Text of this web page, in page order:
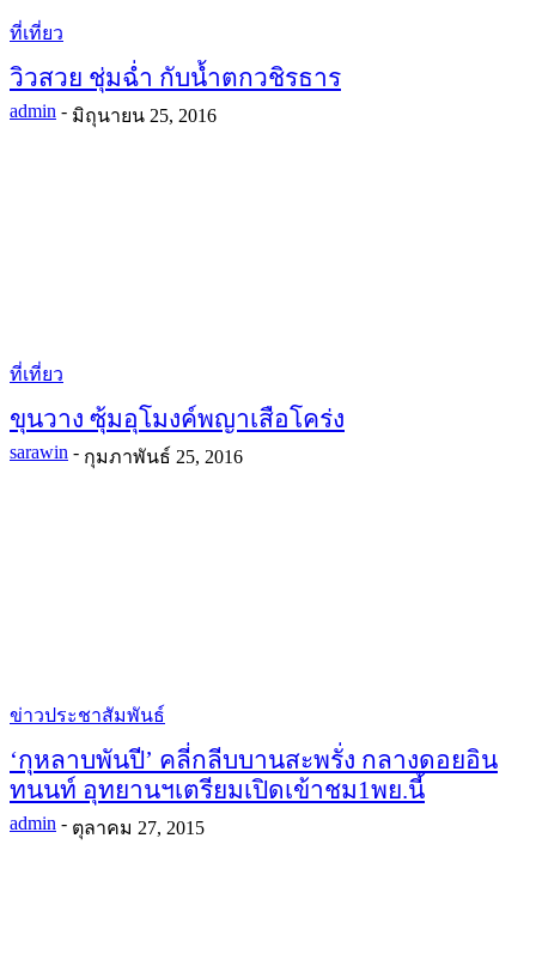
ที่เที่ยว
วิวสวย ชุ่มฉ่ำ กับน้ำตกวชิรธาร
admin - มิถุนายน 25, 2016
ที่เที่ยว
ขุนวาง ซุ้มอุโมงค์พญาเสือโคร่ง
sarawin - กุมภาพันธ์ 25, 2016
ข่าวประชาสัมพันธ์
‘กุหลาบพันปี’ คลี่กลีบบานสะพรั่ง กลางดอยอิน
ทนนท์ อุทยานฯเตรียมเปิดเข้าชม1พย.นี้
admin - ตุลาคม 27, 2015